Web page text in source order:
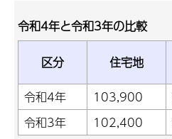
令和4年と令和3年の比較
区分 住宅地
令和4年
103,900
令和3年
102,400